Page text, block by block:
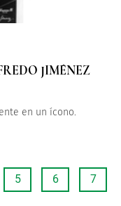
JIMÉNEZ
en un ícono.
5 6 7